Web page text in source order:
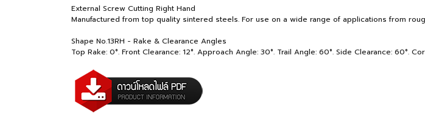
External Screw Cutting Right Hand
Manufactured from top quality sintered steels. For use on a wide range of applications from
Shape No.13RH - Rake & Clearance Angles
Top Rake: 0°. Front Clearance: 12°. Approach Angle: 30°. Trail Angle: 60°. Side Clearance: 60°.